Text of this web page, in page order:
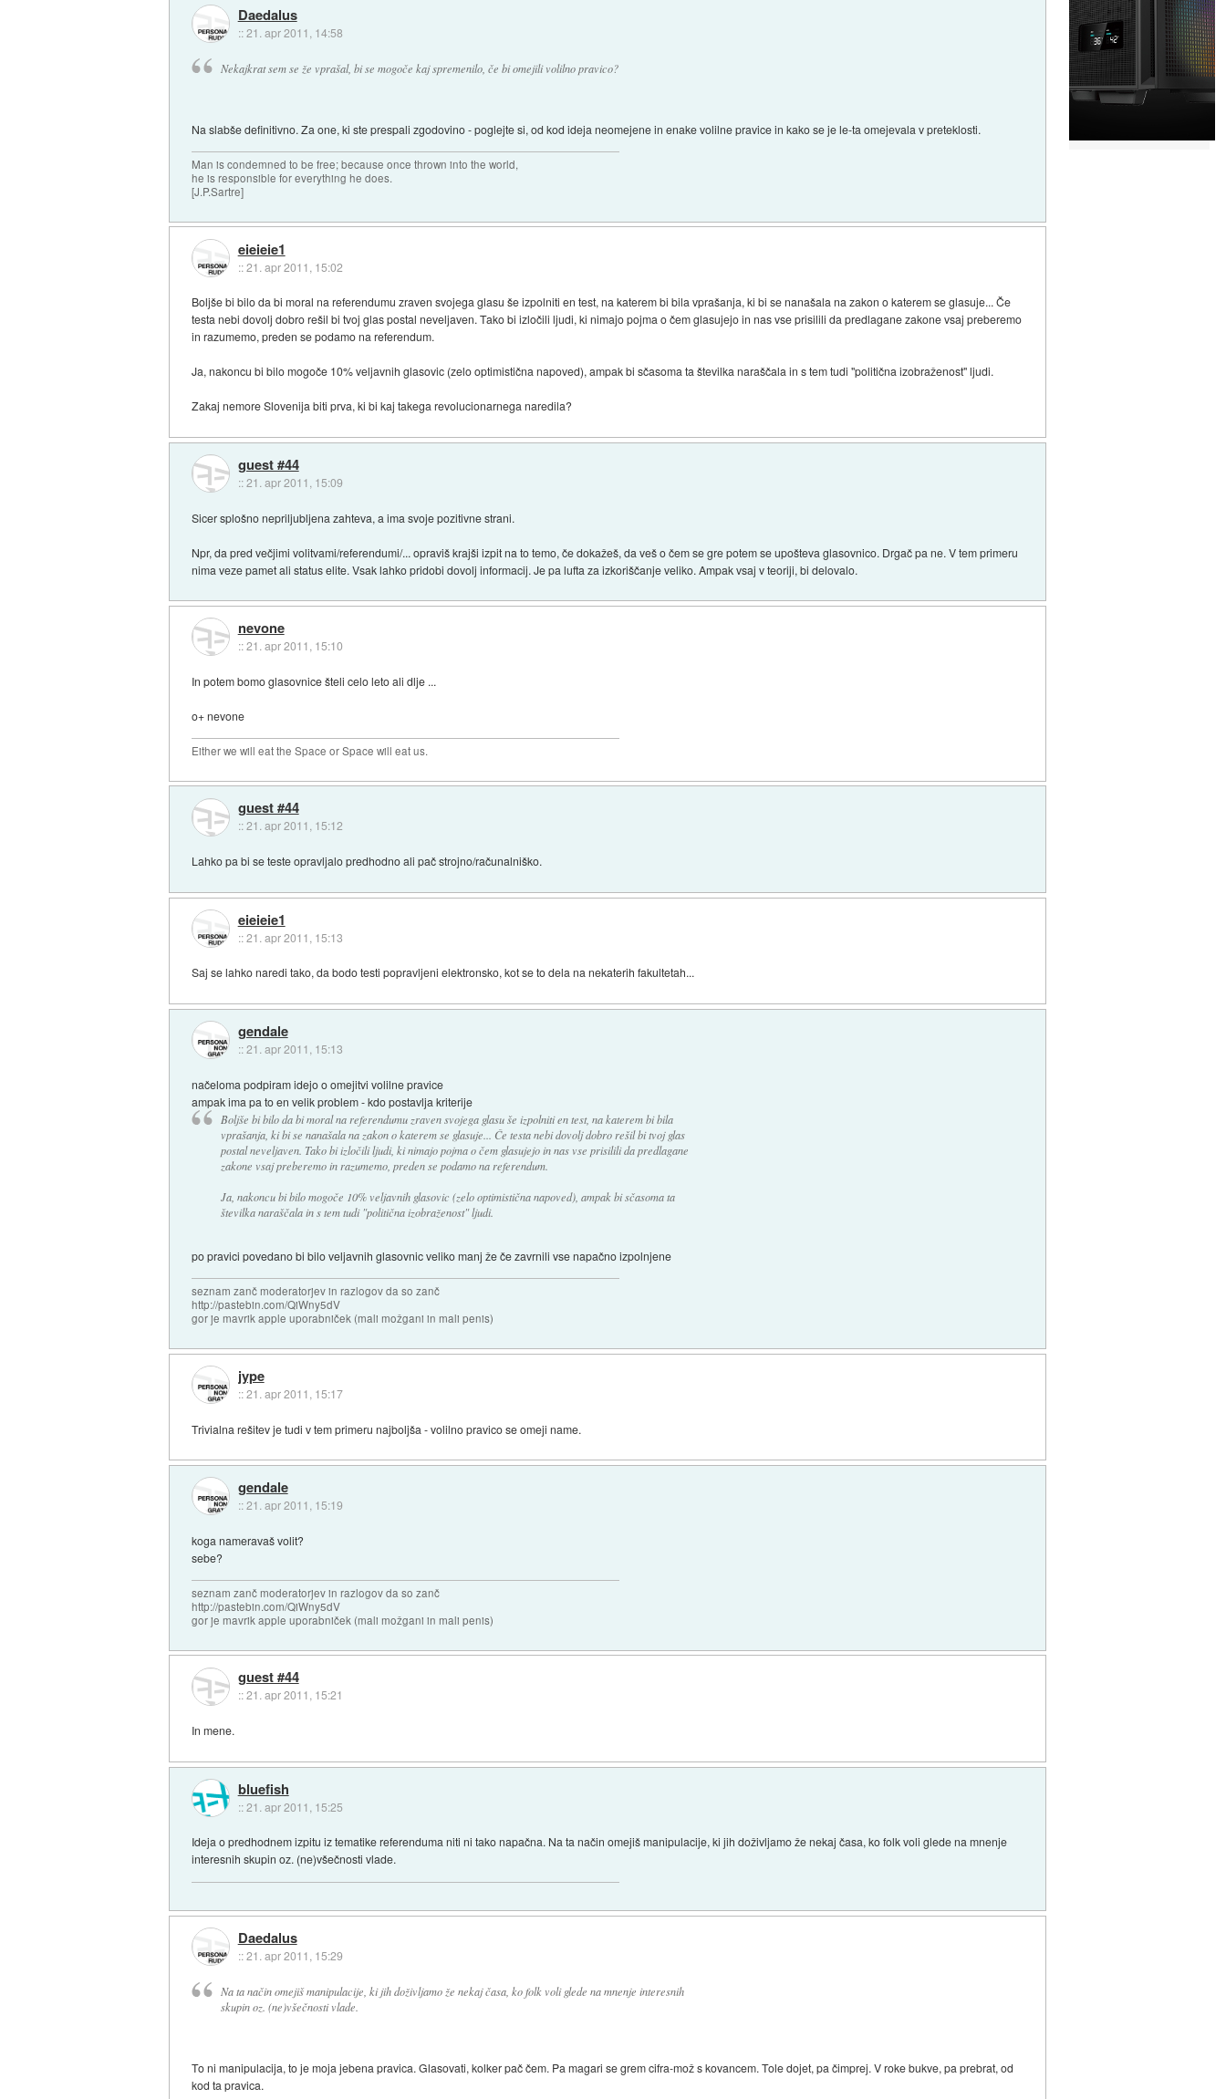
Daedalus
::21. apr 2011, 14:58
Nekajkrat sem se že vprašal, bi se mogoče kaj spremenilo, če bi omejili volilno pravico?
Na slabše definitivno. Za one, ki ste prespali zgodovino - poglejte si, od kod ideja neomejene in enake volilne pravice in kako se je le-ta omejevala v preteklosti.
Man is condemned to be free; because once thrown into the world,
he is responsible for everything he does.
[J.P.Sartre]
eieieie1
::21. apr 2011, 15:02
Boljše bi bilo da bi moral na referendumu zraven svojega glasu še izpolniti en test, na katerem bi bila vprašanja, ki bi se nanašala na zakon o katerem se glasuje... Če
testa nebi dovolj dobro rešil bi tvoj glas postal neveljaven. Tako bi izločili ljudi, ki nimajo pojma o čem glasujejo in nas vse prisilili da predlagane zakone vsaj preberemo
in razumemo, preden se podamo na referendum.
Ja, nakoncu bi bilo mogoče 10% veljavnih glasovic (zelo optimistična napoved), ampak bi sčasoma ta številka naraščala in s tem tudi "politična izobraženost" ljudi.
Zakaj nemore Slovenija biti prva, ki bi kaj takega revolucionarnega naredila?
guest #44
::21. apr 2011, 15:09
Sicer splošno nepriljubljena zahteva, a ima svoje pozitivne strani.
Npr, da pred večjimi volitvami/referendumi/... opraviš krajši izpit na to temo, če dokažeš, da veš o čem se gre potem se upošteva glasovnico. Drgač pa ne. V tem primeru
nima veze pamet ali status elite. Vsak lahko pridobi dovolj informacij. Je pa lufta za izkoriščanje veliko. Ampak vsaj v teoriji, bi delovalo.
nevone
::21. apr 2011, 15:10
In potem bomo glasovnice šteli celo leto ali dlje ...
o+ nevone
Either we will eat the Space or Space will eat us.
guest #44
::21. apr 2011, 15:12
Lahko pa bi se teste opravljalo predhodno ali pač strojno/računalniško.
eieieie1
::21. apr 2011, 15:13
Saj se lahko naredi tako, da bodo testi popravljeni elektronsko, kot se to dela na nekaterih fakultetah...
gendale
::21. apr 2011, 15:13
načeloma podpiram idejo o omejitvi volilne pravice
ampak ima pa to en velik problem - kdo postavlja kriterije
Boljše bi bilo da bi moral na referendumu zraven svojega glasu še izpolniti en test, na katerem bi bila
vprašanja, ki bi se nanašala na zakon o katerem se glasuje... Če testa nebi dovolj dobro rešil bi tvoj glas
postal neveljaven. Tako bi izločili ljudi, ki nimajo pojma o čem glasujejo in nas vse prisilili da predlagane
zakone vsaj preberemo in razumemo, preden se podamo na referendum.
Ja, nakoncu bi bilo mogoče 10% veljavnih glasovic (zelo optimistična napoved), ampak bi sčasoma ta
številka naraščala in s tem tudi "politična izobraženost" ljudi.
po pravici povedano bi bilo veljavnih glasovnic veliko manj že če zavrnili vse napačno izpolnjene
seznam zanč moderatorjev in razlogov da so zanč
http://pastebin.com/QiWny5dV
gor je mavrik apple uporabniček (mali možgani in mali penis)
jype
::21. apr 2011, 15:17
Trivialna rešitev je tudi v tem primeru najboljša - volilno pravico se omeji name.
gendale
::21. apr 2011, 15:19
koga nameravaš volit?
sebe?
seznam zanč moderatorjev in razlogov da so zanč
http://pastebin.com/QiWny5dV
gor je mavrik apple uporabniček (mali možgani in mali penis)
guest #44
::21. apr 2011, 15:21
In mene.
bluefish
::21. apr 2011, 15:25
Ideja o predhodnem izpitu iz tematike referenduma niti ni tako napačna. Na ta način omejiš manipulacije, ki jih doživljamo že nekaj časa, ko folk voli glede na mnenje
interesnih skupin oz. (ne)všečnosti vlade.
Daedalus
::21. apr 2011, 15:29
Na ta način omejiš manipulacije, ki jih doživljamo že nekaj časa, ko folk voli glede na mnenje interesnih
skupin oz. (ne)všečnosti vlade.
To ni manipulacija, to je moja jebena pravica. Glasovati, kolker pač čem. Pa magari se grem cifra-mož s kovancem. Tole dojet, pa čimprej. V roke bukve, pa prebrat, od
kod ta pravica.